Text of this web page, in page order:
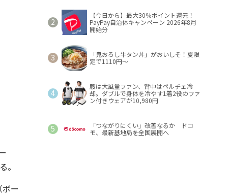
。
ー
【今日から】最大30％ポイント還元！
PayPay自治体キャンペーン 2026年8月
開始分
「鬼おろし牛タン丼」がおいしそ！夏限
定で1110円～
腰は大風量ファン、背中はペルチェ冷
却。ダブルで身体を冷やす1着2役のファ
ン付きウェアが10,980円
「つながりにくい」改善なるか ドコ
モ、最新基地局を全国展開へ